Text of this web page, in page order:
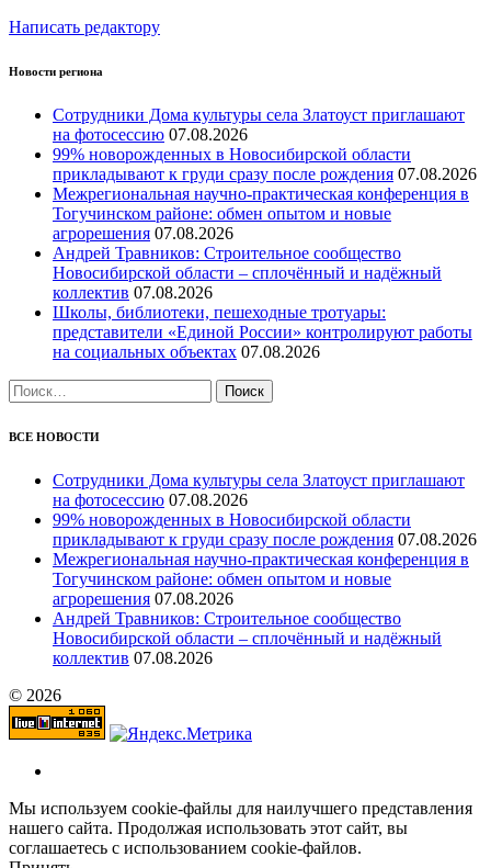
Написать редактору
Новости региона
Сотрудники Дома культуры села Златоуст приглашают
на фотосессию 07.08.2026
99% новорожденных в Новосибирской области
прикладывают к груди сразу после рождения 07.08.2026
Межрегиональная научно‑практическая конференция в
Тогучинском районе: обмен опытом и новые
агрорешения 07.08.2026
Андрей Травников: Строительное сообщество
Новосибирской области – сплочённый и надёжный
коллектив 07.08.2026
Школы, библиотеки, пешеходные тротуары:
представители «Единой России» контролируют работы
на социальных объектах 07.08.2026
Найти:
ВСЕ НОВОСТИ
Сотрудники Дома культуры села Златоуст приглашают
на фотосессию 07.08.2026
99% новорожденных в Новосибирской области
прикладывают к груди сразу после рождения 07.08.2026
Межрегиональная научно‑практическая конференция в
Тогучинском районе: обмен опытом и новые
агрорешения 07.08.2026
Андрей Травников: Строительное сообщество
Новосибирской области – сплочённый и надёжный
коллектив 07.08.2026
© 2026
Мы используем cookie-файлы для наилучшего представления
нашего сайта. Продолжая использовать этот сайт, вы
соглашаетесь с использованием cookie-файлов.